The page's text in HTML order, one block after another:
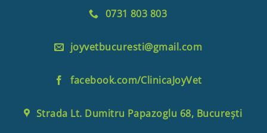
0731 803 803
joyvetbucuresti@gmail.com
facebook.com/ClinicaJoyVet
Strada Lt. Dumitru Papazoglu 68, București